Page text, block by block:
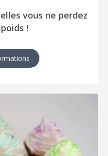
vous ne perdez
!